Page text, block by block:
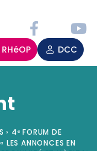
RHéOP DCC
› 4ᵉ FORUM DE
ANNONCES EN